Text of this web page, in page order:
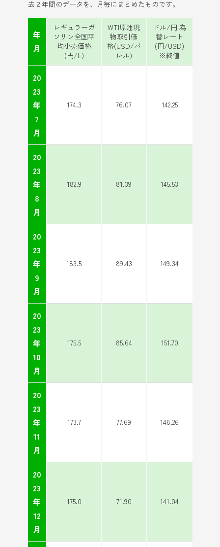
去２年間のデータを、月毎にまとめたものです。
年
月
レギュラーガ
ソリン全国平
均小売価格
(円/L)
WTI原油現
物取引価
格(USD/バ
レル)
ドル/円 為
替レート
(円/USD)
※終値
20
23
年
7
月
174.3 76.07 142.25
20
23
年
8
月
182.9 81.39 145.53
20
23
年
9
月
183.5 89.43 149.34
20
23
年
10
月
175.5 85.64 151.70
20
23
年
11
月
173.7 77.69 148.26
20
23
年
12
月
175.0 71.90 141.04